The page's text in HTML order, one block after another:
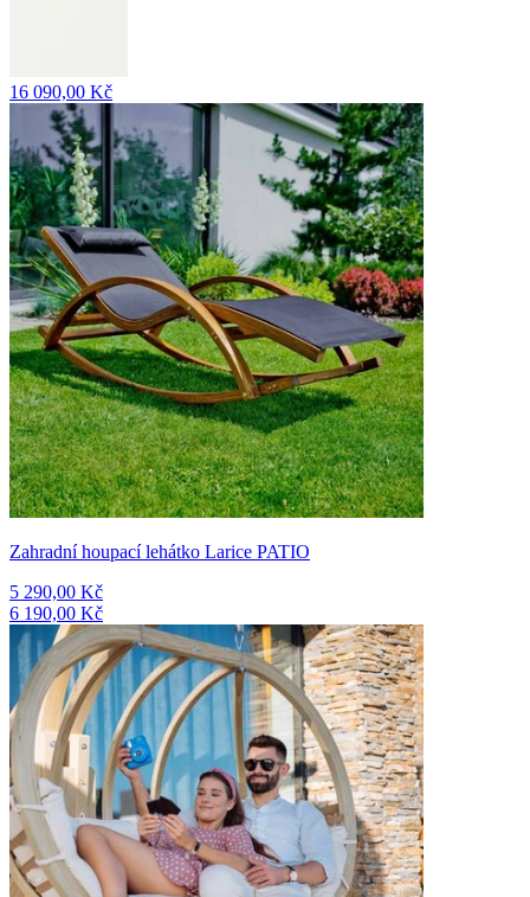
16 090,00 Kč
Zahradní houpací lehátko Larice PATIO
5 290,00 Kč
6 190,00 Kč